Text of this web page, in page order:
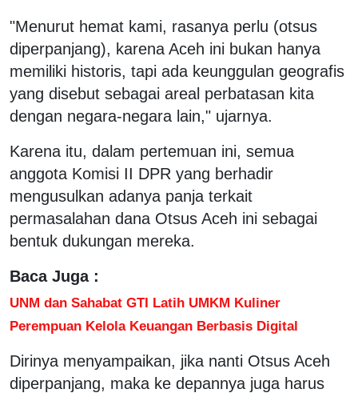
"Menurut hemat kami, rasanya perlu (otsus
diperpanjang), karena Aceh ini bukan hanya
memiliki historis, tapi ada keunggulan geografis
yang disebut sebagai areal perbatasan kita
dengan negara-negara lain," ujarnya.
Karena itu, dalam pertemuan ini, semua
anggota Komisi II DPR yang berhadir
mengusulkan adanya panja terkait
permasalahan dana Otsus Aceh ini sebagai
bentuk dukungan mereka.
Baca Juga :
UNM dan Sahabat GTI Latih UMKM Kuliner
Perempuan Kelola Keuangan Berbasis Digital
Dirinya menyampaikan, jika nanti Otsus Aceh
diperpanjang, maka ke depannya juga harus